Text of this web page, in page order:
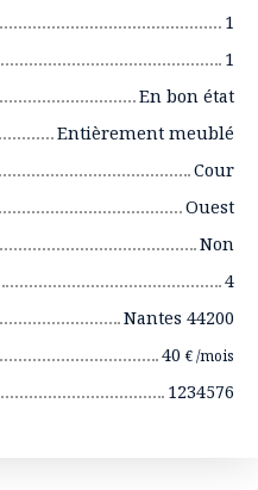
1
1
En bon état
Entièrement meublé
Cour
Ouest
Non
4
Nantes 44200
40 € /mois
1234576